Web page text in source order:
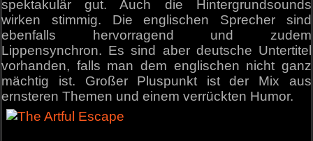
spektakulär gut. Auch die Hintergrundsounds
wirken stimmig. Die englischen Sprecher sind
ebenfalls hervorragend und zudem
Lippensynchron. Es sind aber deutsche Untertitel
vorhanden, falls man dem englischen nicht ganz
mächtig ist. Großer Pluspunkt ist der Mix aus
ernsteren Themen und einem verrückten Humor.